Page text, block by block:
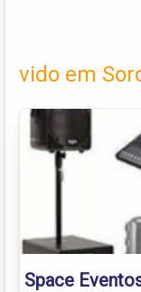
vido em
Space